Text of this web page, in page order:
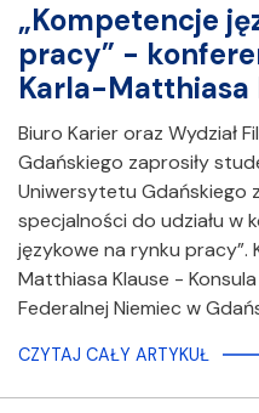
„Kompetencje
pracy” -
Karla-Matthiasa
Biuro Karier oraz Wydział
Gdańskiego zaprosiły
Uniwersytetu Gdańskiego
specjalności do udziału w
językowe na rynku pracy”.
Matthiasa Klause -
Federalnej Niemiec w
CZYTAJ CAŁY ARTYKUŁ